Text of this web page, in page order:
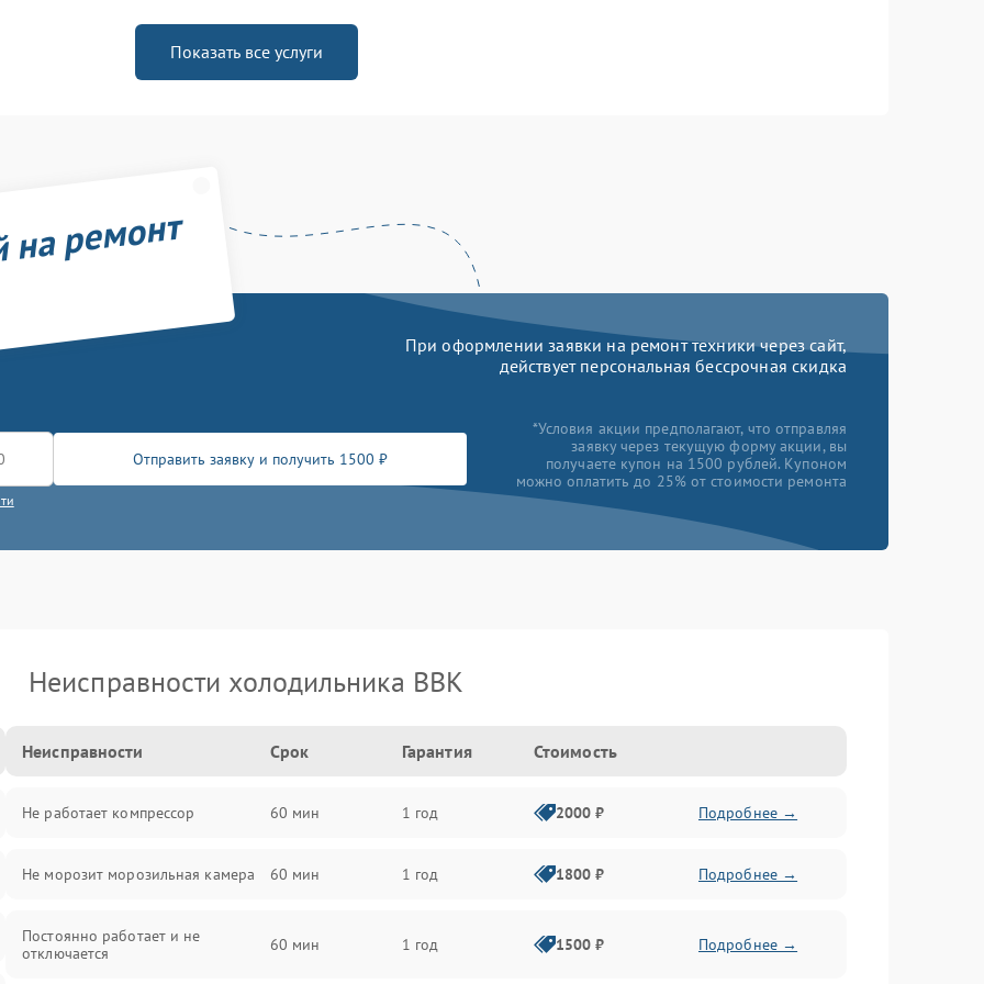
Показать все услуги
ремонт
При оформлении заявки на ремонт техники через сайт,
действует персональная бессрочная скидка
Отправить заявку и получить 1500 ₽
*Условия акции предполагают, что отправляя
заявку через текущую форму акции, вы
получаете купон на 1500 рублей. Купоном
можно оплатить до 25% от стоимости ремонта
Неисправности холодильника BBK
Неисправности Срок Гарантия Стоимость
Не работает компрессор 60 мин 1 год 2000 ₽ Подробнее →
Не морозит морозильная камера 60 мин 1 год 1800 ₽ Подробнее →
Постоянно работает и не
отключается
60 мин 1 год 1500 ₽ Подробнее →